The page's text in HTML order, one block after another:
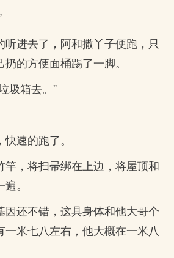
听进去了，阿和撒丫子便跑，只
的方便面桶踢了一脚。
圾箱去。”
速的跑了。
竿，将扫帚绑在上边，将屋顶和
。
因还不错，这具身体和他大哥个
米七八左右，他大概在一米八